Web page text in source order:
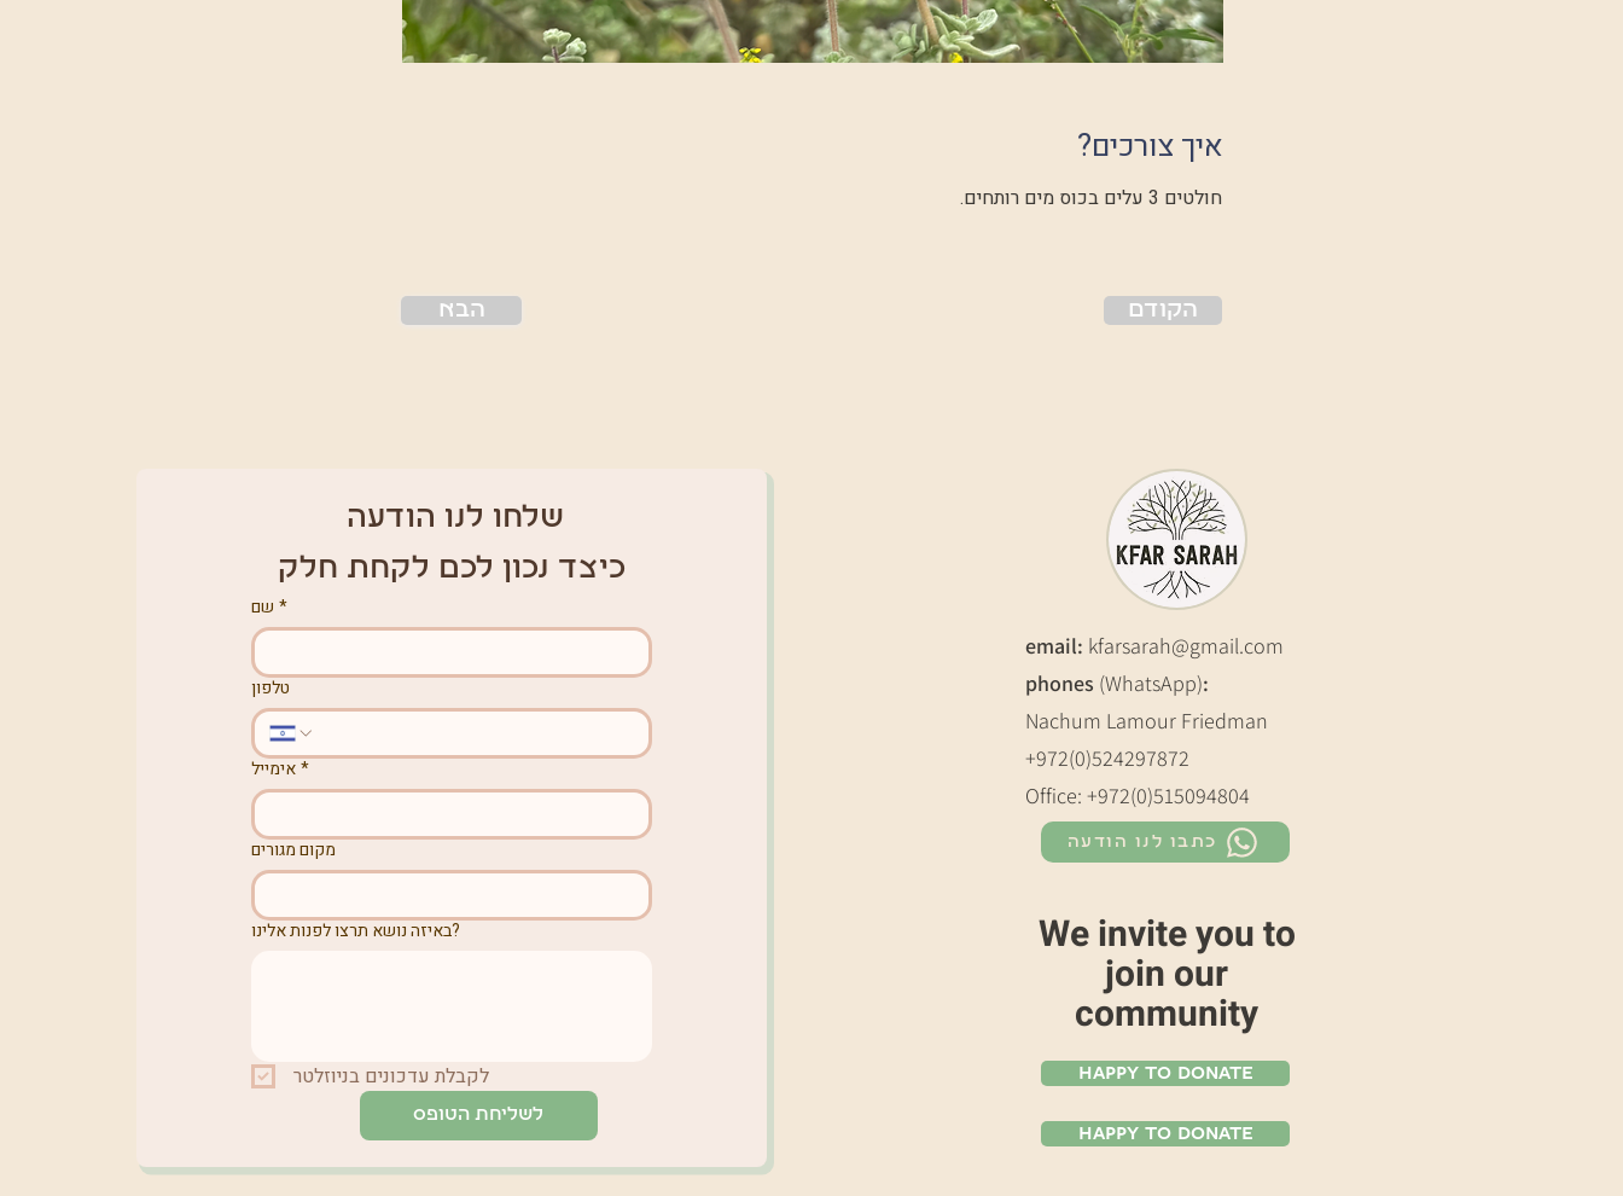
איך צורכים?
חולטים 3 עלים בכוס מים רותחים.
הבא הקודם
שלחו לנו הודעה
כיצד נכון לכם לקחת חלק
שם *
טלפון
אימייל*
מקום מגורים
באיזה נושא תרצו לפנות אלינו?
לקבלת עדכונים בניוזלטר
לשליחת הטופס
email: kfarsarah@gmail.com
phones (WhatsApp):
Nachum Lamour Friedman
+972(0)524297872
Office: +972(0)515094804
כתבו לנו הודעה
We invite you to
join our
community
Happy To Donate
Happy To Donate